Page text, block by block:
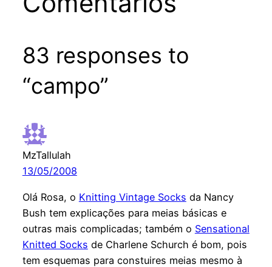
83 responses to
“campo”
MzTallulah
13/05/2008
Olá Rosa, o Knitting Vintage Socks da Nancy
Bush tem explicações para meias básicas e
outras mais complicadas; também o Sensational
Knitted Socks de Charlene Schurch é bom, pois
tem esquemas para constuires meias mesmo à